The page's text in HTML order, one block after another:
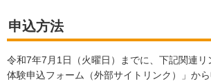
申込方法
令和7年7月1日（火曜日）までに、下記関連リ
体験申込フォーム（外部サイトリンク）」から